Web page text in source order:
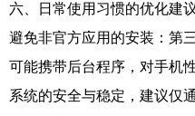
六、日常使用习惯的优化建
避免非官方应用的安装：第
可能携带后台程序，对手机
系统的安全与稳定，建议仅